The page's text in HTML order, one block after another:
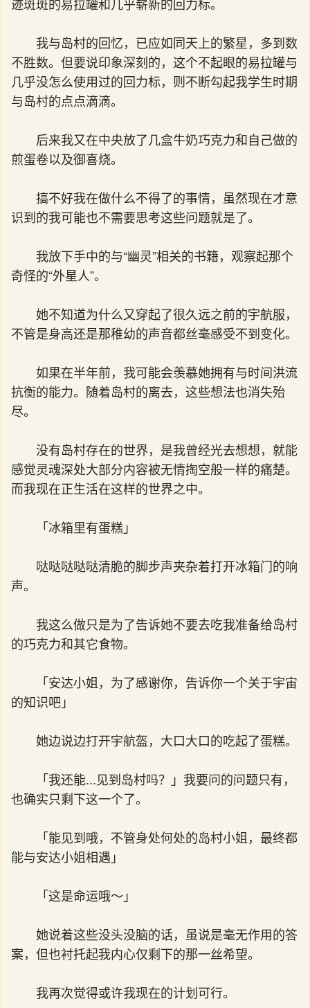
迹斑斑的易拉罐和几乎崭新的回力标。
我与岛村的回忆，已应如同天上的繁星，多到数
不胜数。但要说印象深刻的，这个不起眼的易拉罐与
几乎没怎么使用过的回力标，则不断勾起我学生时期
与岛村的点点滴滴。
后来我又在中央放了几盒牛奶巧克力和自己做的
煎蛋卷以及御喜烧。
搞不好我在做什么不得了的事情，虽然现在才意
识到的我可能也不需要思考这些问题就是了。
我放下手中的与“幽灵”相关的书籍，观察起那个
奇怪的“外星人”。
她不知道为什么又穿起了很久远之前的宇航服，
不管是身高还是那稚幼的声音都丝毫感受不到变化。
如果在半年前，我可能会羡慕她拥有与时间洪流
抗衡的能力。随着岛村的离去，这些想法也消失殆
尽。
没有岛村存在的世界，是我曾经光去想想，就能
感觉灵魂深处大部分内容被无情掏空般一样的痛楚。
而我现在正生活在这样的世界之中。
「冰箱里有蛋糕」
哒哒哒哒哒清脆的脚步声夹杂着打开冰箱门的响
声。
我这么做只是为了告诉她不要去吃我准备给岛村
的巧克力和其它食物。
「安达小姐，为了感谢你，告诉你一个关于宇宙
的知识吧」
她边说边打开宇航盔，大口大口的吃起了蛋糕。
「我还能...见到岛村吗？」我要问的问题只有，
也确实只剩下这一个了。
「能见到哦，不管身处何处的岛村小姐，最终都
能与安达小姐相遇」
「这是命运哦～」
她说着这些没头没脑的话，虽说是毫无作用的答
案，但也衬托起我内心仅剩下的那一丝希望。
我再次觉得或许我现在的计划可行。